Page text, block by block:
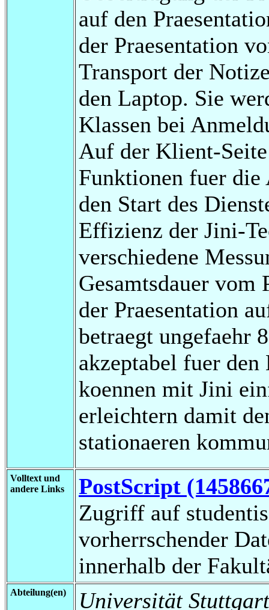
auf den
der Praesentation
Transport der
den Laptop. Sie
Klassen bei
Auf der Klient-
Funktionen fuer die
den Start des
Effizienz der Jini-
verschiedene
Gesamtsdauer vom
der Praesentation
betraegt ungefaehr
akzeptabel fuer
koennen mit Jini
erleichtern damit
stationaeren
Volltext und
andere Links
PostScript
Zugriff auf
vorherrschender
innerhalb der
Abteilung(en) Universität